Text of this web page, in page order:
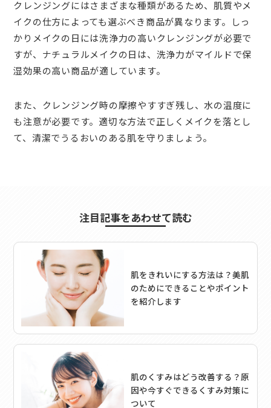
クレンジングにはさまざまな種類があるため、肌質やメ
イクの仕方によっても選ぶべき商品が異なります。しっ
かりメイクの日には洗浄力の高いクレンジングが必要で
すが、ナチュラルメイクの日は、洗浄力がマイルドで保
湿効果の高い商品が適しています。
また、クレンジング時の摩擦やすすぎ残し、水の温度に
も注意が必要です。適切な方法で正しくメイクを落とし
て、清潔でうるおいのある肌を守りましょう。
注目記事をあわせて読む
肌をきれいにする方法は？美肌
のためにできることやポイント
を紹介します
肌のくすみはどう改善する？原
因や今すぐできるくすみ対策に
ついて